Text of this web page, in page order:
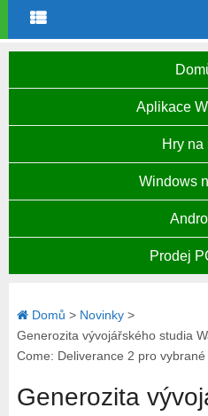
Aplikace
Hry na
Windows
Prodej
Domů > Novinky>
Generozita vývojářského studia
Come: Deliverance 2 pro
Generozita